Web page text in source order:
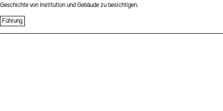
Geschichte von Institution und Gebäude zu besichtigen.
Führung